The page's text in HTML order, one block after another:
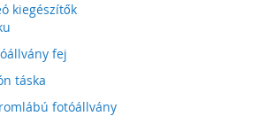
kiegészítők
fej
táska
fotóállvány